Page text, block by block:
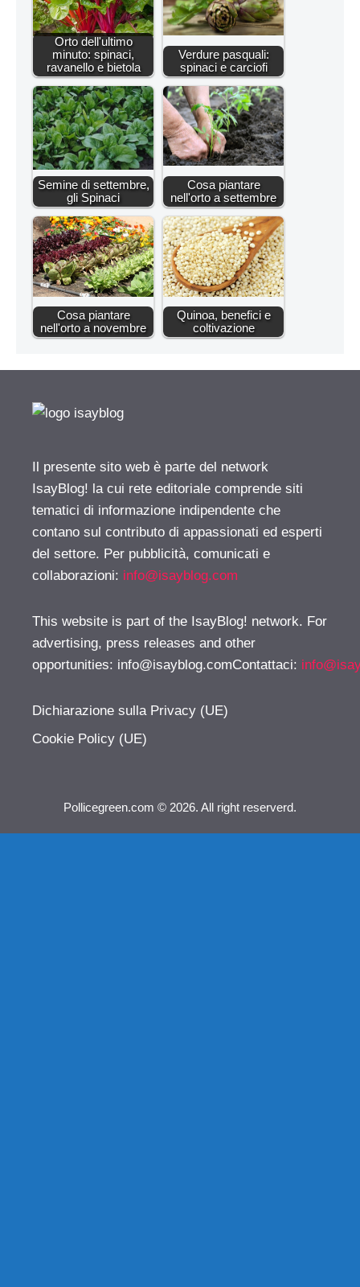
Orto dell'ultimo
minuto: spinaci,
ravanello e bietola
Verdure pasquali:
spinaci e carciofi
Semine di settembre,
gli Spinaci
Cosa piantare
nell'orto a settembre
Cosa piantare
nell'orto a novembre
Quinoa, benefici e
coltivazione
Il presente sito web è parte del network
IsayBlog! la cui rete editoriale comprende siti
tematici di informazione indipendente che
contano sul contributo di appassionati ed esperti
del settore. Per pubblicità, comunicati e
collaborazioni: info@isayblog.com
This website is part of the IsayBlog! network. For
advertising, press releases and other
opportunities: info@isayblog.comContattaci:
Dichiarazione sulla Privacy (UE)
Cookie Policy (UE)
Pollicegreen.com © 2026. All right reserverd.